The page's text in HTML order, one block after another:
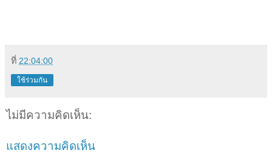
ที่ 22:04:00
ใช้ร่วมกัน
ไม่มีความคิดเห็น:
แสดงความคิดเห็น